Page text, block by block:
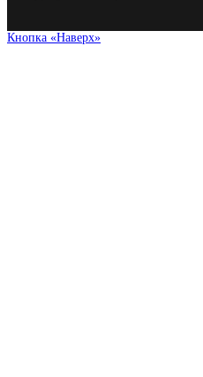
Кнопка «Наверх»